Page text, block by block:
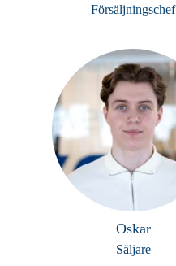
Försäljningschef
Oskar
Säljare